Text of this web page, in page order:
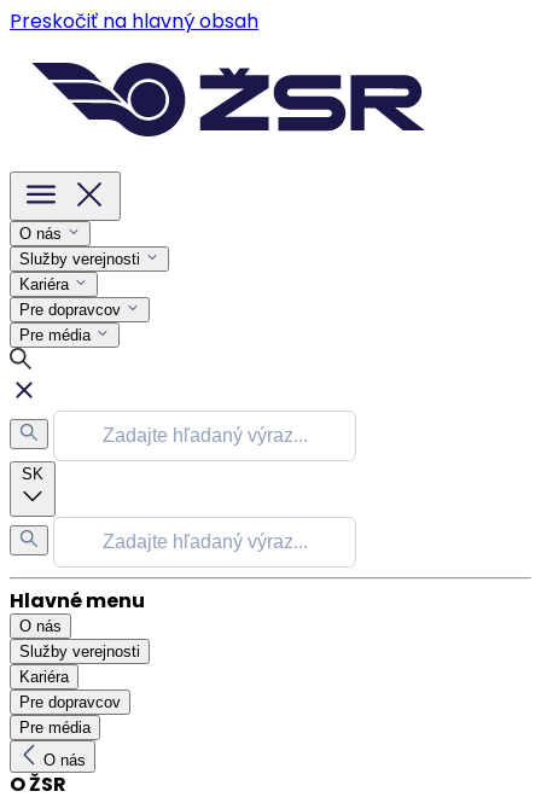
Preskočiť na hlavný obsah
O nás
Služby verejnosti
Kariéra
Pre dopravcov
Pre média
SK
Hlavné menu
O nás
Služby verejnosti
Kariéra
Pre dopravcov
Pre média
O nás
O ŽSR